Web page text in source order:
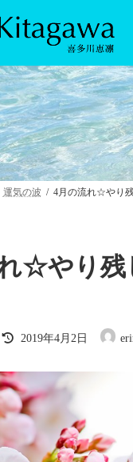
運気の波 4月の流れ☆やり
☆やり残
最
新
日
時
:
2019年4月2日